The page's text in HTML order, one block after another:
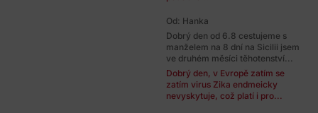
Od: Hanka
Dobrý den od 6.8 cestujeme s
manželem na 8 dní na Sicilii jsem
ve druhém měsíci těhotenství...
Dobrý den, v Evropě zatím se
zatím virus Zika endmeicky
nevyskytuje, což platí i pro...